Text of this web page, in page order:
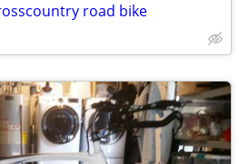
road bike